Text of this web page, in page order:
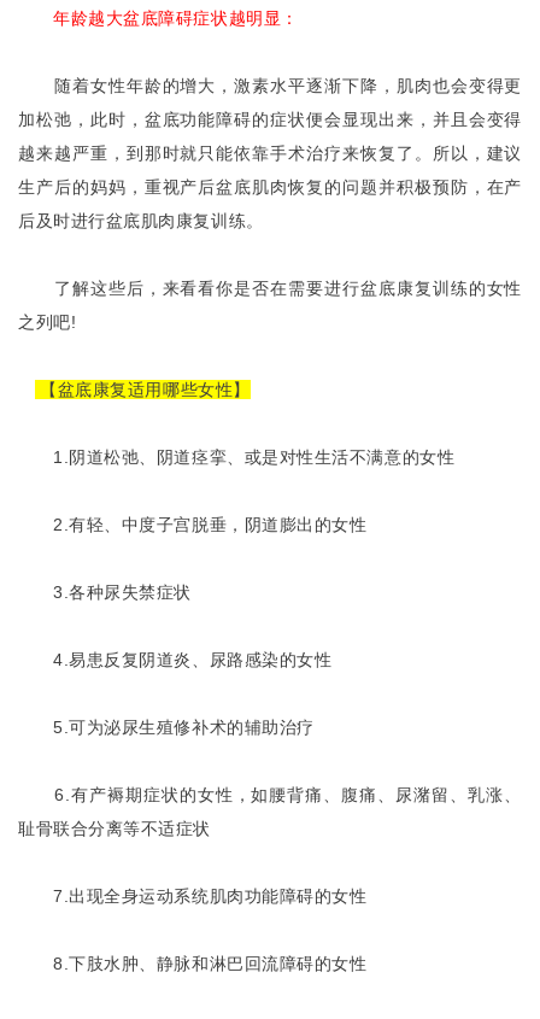
年龄越大盆底障碍症状越明显：
随着女性年龄的增大，激素水平逐渐下降，肌肉也会变得更
加松弛，此时，盆底功能障碍的症状便会显现出来，并且会变得
越来越严重，到那时就只能依靠手术治疗来恢复了。所以，建议
生产后的妈妈，重视产后盆底肌肉恢复的问题并积极预防，在产
后及时进行盆底肌肉康复训练。
了解这些后，来看看你是否在需要进行盆底康复训练的女性
之列吧!
【盆底康复适用哪些女性】
1.阴道松弛、阴道痉挛、或是对性生活不满意的女性
2.有轻、中度子宫脱垂，阴道膨出的女性
3.各种尿失禁症状
4.易患反复阴道炎、尿路感染的女性
5.可为泌尿生殖修补术的辅助治疗
6.有产褥期症状的女性，如腰背痛、腹痛、尿潴留、乳涨、
耻骨联合分离等不适症状
7.出现全身运动系统肌肉功能障碍的女性
8.下肢水肿、静脉和淋巴回流障碍的女性